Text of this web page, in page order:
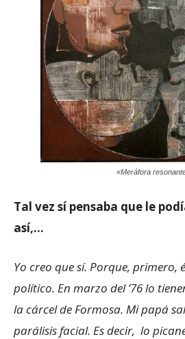
«Meráfora
Tal vez sí pensaba que le
así,…
Yo creo que sí. Porque, primero,
político. En marzo del ’76 lo
la cárcel de Formosa. Mi papá
parálisis facial. Es decir, lo